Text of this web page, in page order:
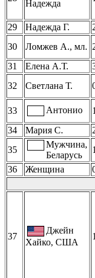
Надежда
29 Надежда Г.
30
Ломжев А., мл.
31
Елена А.Т.
32
Светлана Т.
33
Антонио
34
Мария С.
35
Мужчина,
Беларусь
36
Женщина
37
Джейн
Хайко, США